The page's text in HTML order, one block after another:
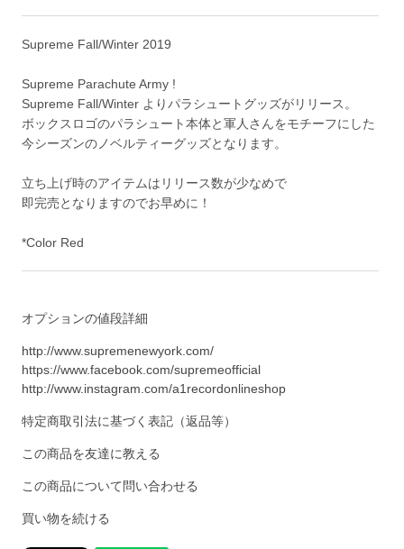
Supreme Fall/Winter 2019
Supreme Parachute Army !
Supreme Fall/Winter よりパラシュートグッズがリリース。
ボックスロゴのパラシュート本体と軍人さんをモチーフにした
今シーズンのノベルティーグッズとなります。
立ち上げ時のアイテムはリリース数が少なめで
即完売となりますのでお早めに！
*Color Red
オプションの値段詳細
http://www.supremenewyork.com/
https://www.facebook.com/supremeofficial
http://www.instagram.com/a1recordonlineshop
特定商取引法に基づく表記（返品等）
この商品を友達に教える
この商品について問い合わせる
買い物を続ける